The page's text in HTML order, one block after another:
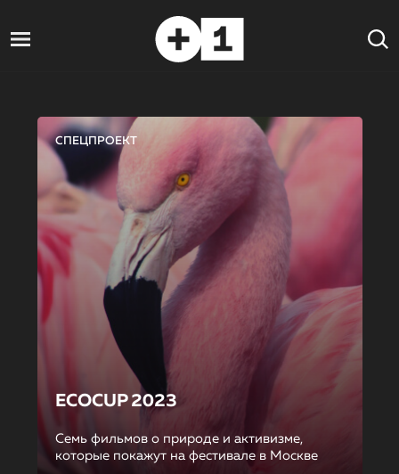
СПЕЦПРОЕКТ
ECOCUP 2023
Семь фильмов о природе и активизме,
которые покажут на фестивале в Москве